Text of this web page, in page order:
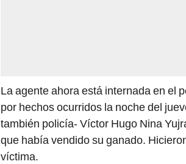
La agente ahora está internada en el
por hechos ocurridos la noche del
también policía- Víctor Hugo Nina
que había vendido su ganado.
víctima.